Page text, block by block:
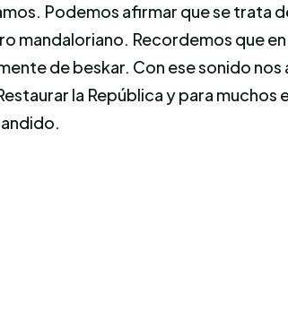
Podemos afirmar que se trata
mandaloriano. Recordemos que
de beskar. Con ese sonido nos
la República y para